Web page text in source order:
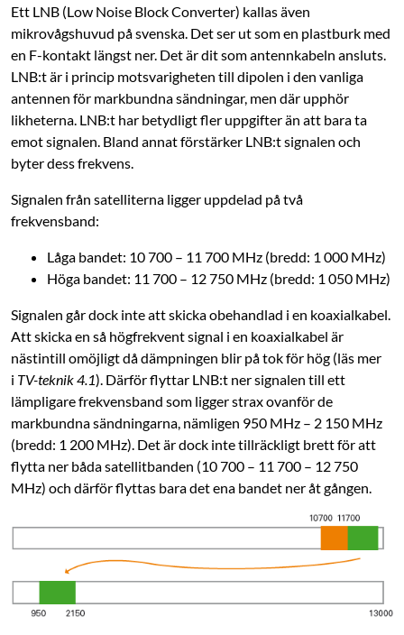
Ett LNB (Low Noise Block Converter) kallas även
mikrovågshuvud på svenska. Det ser ut som en plastburk med
en F-kontakt längst ner. Det är dit som antennkabeln ansluts.
LNB:t är i princip motsvarigheten till dipolen i den vanliga
antennen för markbundna sändningar, men där upphör
likheterna. LNB:t har betydligt fler uppgifter än att bara ta
emot signalen. Bland annat förstärker LNB:t signalen och
byter dess frekvens.
Signalen från satelliterna ligger uppdelad på två
frekvensband:
Låga bandet: 10 700 – 11 700 MHz (bredd: 1 000 MHz)
Höga bandet: 11 700 – 12 750 MHz (bredd: 1 050 MHz)
Signalen går dock inte att skicka obehandlad i en koaxialkabel.
Att skicka en så högfrekvent signal i en koaxialkabel är
nästintill omöjligt då dämpningen blir på tok för hög (läs mer
i TV-teknik 4.1). Därför flyttar LNB:t ner signalen till ett
lämpligare ­frekvensband som ligger strax ovanför de
markbundna sändningarna, nämligen 950 MHz – 2 150 MHz
(bredd: 1 200 MHz). Det är dock inte tillräckligt brett för att
flytta ner båda satellitbanden (10 700 – 11 700 – 12 750
MHz) och därför flyttas bara det ena bandet ner åt gången.